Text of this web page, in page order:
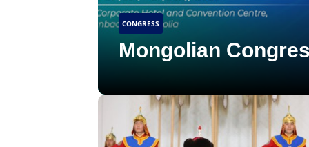
CONGRESS
Mongolian